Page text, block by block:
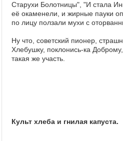
Старухи Болотницы", "И стала
её окаменели, и жирные пауки
по лицу ползали мухи с
Ну что, советский пионер,
Хлебушку, поклонись-ка
такая же участь.
Культ хлеба и гнилая капуста.